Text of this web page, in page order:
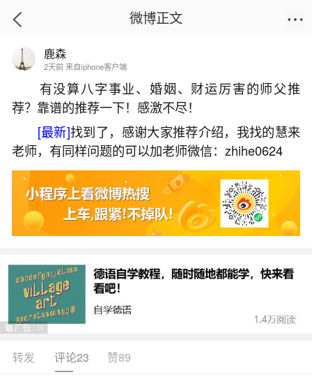
首页
1956属猴人一生运程
2026-06-03 17:43:37 19 8 赞
生活中像1956属猴人一生运程都是很常见的问
微博正文
鹿森
2天前 来自iphone客户端
有没算八字事业、婚姻、财运厉害的师父推
荐？靠谱的推荐一下！感激不尽！
[最新]找到了，感谢大家推荐介绍，我找的慧来
老师，有同样问题的可以加老师微信：zhihe0624
转发 评论23 赞89